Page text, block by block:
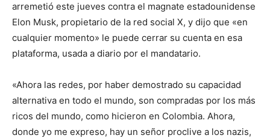
arremetió este jueves contra el magnate estadounidense
Elon Musk, propietario de la red social X, y dijo que «en
cualquier momento» le puede cerrar su cuenta en esa
plataforma, usada a diario por el mandatario.
«Ahora las redes, por haber demostrado su capacidad
alternativa en todo el mundo, son compradas por los más
ricos del mundo, como hicieron en Colombia. Ahora,
donde yo me expreso, hay un señor proclive a los nazis,